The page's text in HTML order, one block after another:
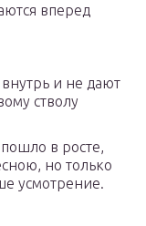
вперед
внутрь и не дают
стволу
в росте,
но только
усмотрение.